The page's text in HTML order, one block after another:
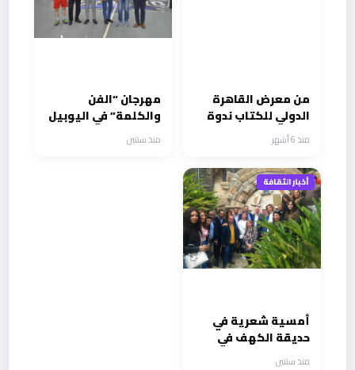
من معرض القاهرة
الدولي للكتاب ندوة
فكرية موسعة
بعنوان التعليم
وثقافة الطفل
منذ 6 أشهر
مهرجان “الفن
والكلمة” في اليوبيل
الفضي يدعم مرضى
السرطان بحضور أهم
منذ سنتين
أخبار الثقافة
أمسية شعرية في
حديقة الكهف في
بلدة الجاهلية الشوف
منذ سنتين